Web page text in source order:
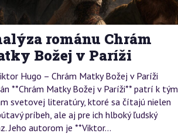
románu Chrám
Božej v Paríži
Hugo – Chrám Matky Božej v Paríži
**Chrám Matky Božej v Paríži** patrí k tým
svetovej literatúry, ktoré sa čítajú nielen
príbeh, ale aj pre ich hlboký ľudský
Jeho autorom je **Viktor...